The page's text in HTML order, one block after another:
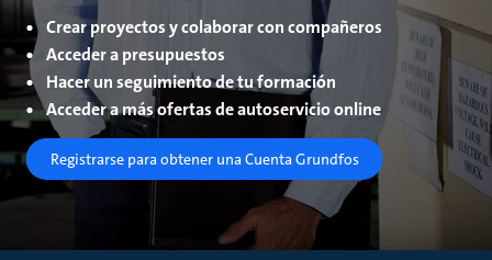
Crear proyectos y colaborar con compañeros
Acceder a presupuestos
Hacer un seguimiento de tu formación
Acceder a más ofertas de autoservicio online
Registrarse para obtener una Cuenta Grundfos